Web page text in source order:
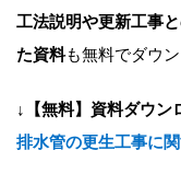
工法説明や更新工事
た資料も無料でダウン
↓【無料】資料ダウン
排水管の更生工事に